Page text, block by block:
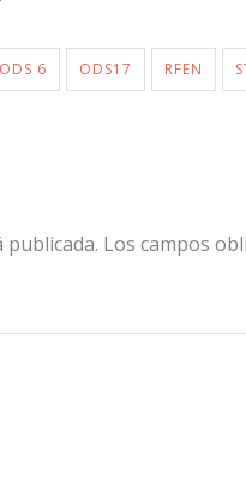
ODS 6 ODS17 RFEN
Los campos